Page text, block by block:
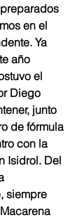
en el
Ya
año
el
Diego
junto
de fórmula
con la
Isidrol. Del
siempre